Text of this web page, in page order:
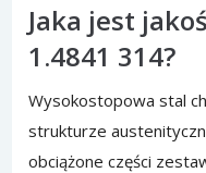
Jaka jest
1.4841 314?
Wysokostopowa stal
strukturze
obciążone części